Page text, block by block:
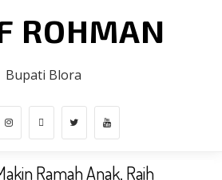
ROHMAN
Bupati Blora
Ramah Anak, Raih